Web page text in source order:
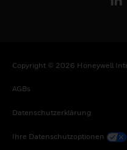
Copyright © 2026 Honeywell
AGBs
Datenschutzerklärung
Ihre Datenschutzoptionen